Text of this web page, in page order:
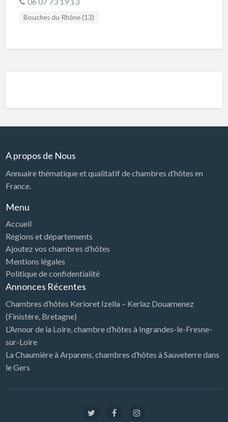
Bouches du Rhône (13)
A propos de Nous
Annuaire thématique et qualitatif de chambres d’hôtes en
France.
Menu
Accueil
Régions et départements
Ajoutez vos chambres d’hôtes
Mentions légales
Politique de confidentialité
Annonces Récentes
Chambres d’hôtes Kerioret Izella – Kerlaz Douarnenez
(Finistère, Bretagne)
L’Amour de la Loire, chambre d’hôtes à Ingrandes-le-Fresne-
sur-Loire
La Chaumière à Arparens, chambres d’hôtes à Sauveterre dans
le Gers